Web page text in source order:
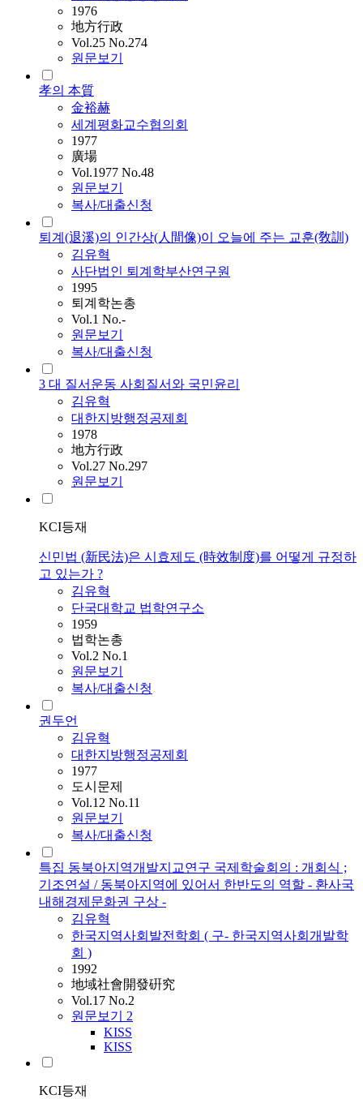
1976
地方行政
Vol.25 No.274
원문보기
孝의 本質
金裕赫
세계평화교수협의회
1977
廣場
Vol.1977 No.48
원문보기
복사/대출신청
퇴계(退溪)의 인간상(人間像)이 오늘에 주는 교훈(敎訓)
김유혁
사단법인 퇴계학부산연구원
1995
퇴계학논총
Vol.1 No.-
원문보기
복사/대출신청
3 대 질서운동 사회질서와 국민윤리
김유혁
대한지방행정공제회
1978
地方行政
Vol.27 No.297
원문보기
KCI등재
신민법 (新民法)은 시효제도 (時效制度)를 어떻게 규정하
고 있는가 ?
김유혁
단국대학교 법학연구소
1959
법학논총
Vol.2 No.1
원문보기
복사/대출신청
권두언
김유혁
대한지방행정공제회
1977
도시문제
Vol.12 No.11
원문보기
복사/대출신청
특집 동북아지역개발지교연구 국제학술회의 : 개회식 ;
기조연설 / 동북아지역에 있어서 한반도의 역할 - 환사국
내해경제문화권 구상 -
김유혁
한국지역사회발전학회 ( 구- 한국지역사회개발학
회 )
1992
地域社會開發硏究
Vol.17 No.2
원문보기 2
KISS
KISS
KCI등재